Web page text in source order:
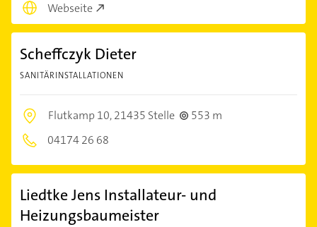
Webseite
Scheffczyk Dieter
SANITÄRINSTALLATIONEN
Flutkamp 10,21435 Stelle
553 m
04174 26 68
Liedtke Jens Installateur- und
Heizungsbaumeister